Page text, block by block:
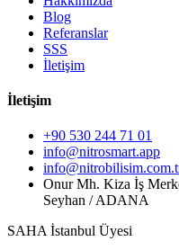
Blog
Referanslar
SSS
İletişim
İletişim
+90 530 244 71 01
info@nitrosmart.app
Onur Mh. Kiza İş
Seyhan / ADANA
SAHA İstanbul Üyesi